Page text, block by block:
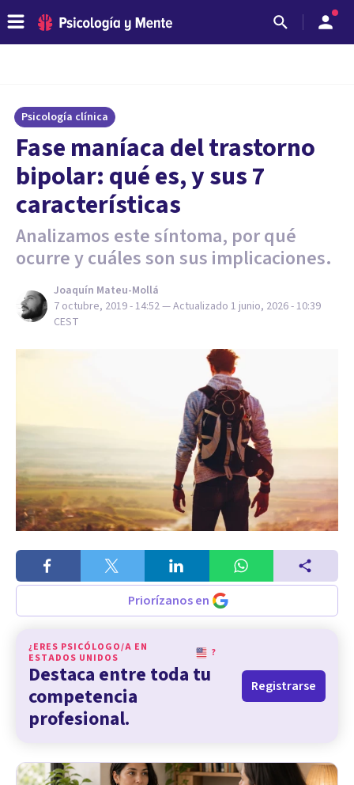
Psicología clínica
Fase maníaca del trastorno
bipolar: qué es, y sus 7
características
Analizamos este síntoma, por qué
ocurre y cuáles son sus implicaciones.
Joaquín Mateu-Mollá
7 octubre, 2019 - 14:52— Actualizado 1 junio, 2026 - 10:39
CEST
Priorízanos en
¿ERES PSICÓLOGO/A EN
ESTADOS UNIDOS
?
Destaca entre toda tu
competencia
profesional.
Registrarse